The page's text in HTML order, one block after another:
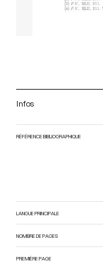
Infos
RÉFÉRENCE BIBLIOGRAPHIQUE
LANGUE PRINCIPALE
NOMBRE DE PAGES
PREMIÈRE PAGE